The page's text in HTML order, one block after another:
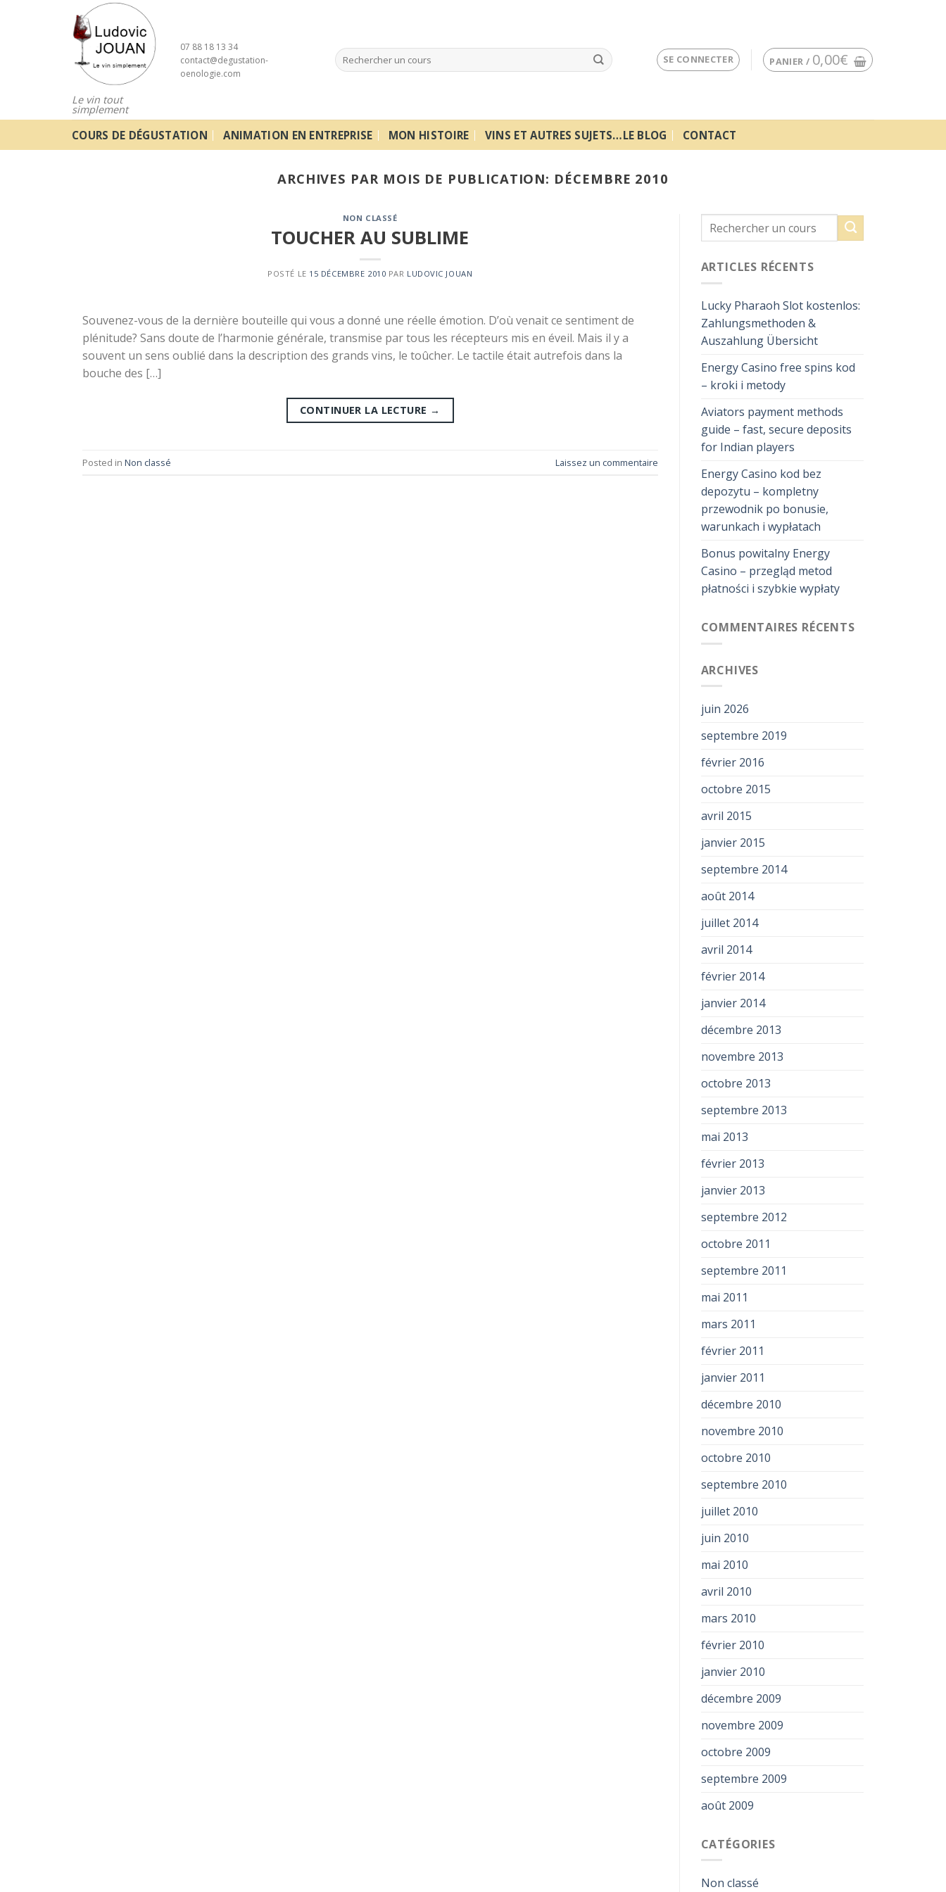
Le vin tout
simplement
07 88 18 13 34
contact@degustation-
oenologie.com
SE CONNECTER PANIER / 0,00€
COURS DE DÉGUSTATION ANIMATION EN ENTREPRISE MON HISTOIRE VINS ET AUTRES SUJETS…LE BLOG CONTACT
ARCHIVES PAR MOIS DE PUBLICATION: DÉCEMBRE 2010
NON CLASSÉ
TOUCHER AU SUBLIME
POSTÉ LE 15 DÉCEMBRE 2010 PAR LUDOVIC JOUAN
Souvenez-vous de la dernière bouteille qui vous a donné une réelle émotion. D’où venait ce sentiment de
plénitude? Sans doute de l’harmonie générale, transmise par tous les récepteurs mis en éveil. Mais il y a
souvent un sens oublié dans la description des grands vins, le toûcher. Le tactile était autrefois dans la
bouche des […]
CONTINUER LA LECTURE →
Posted in Non classé Laissez un commentaire
ARTICLES RÉCENTS
Lucky Pharaoh Slot kostenlos:
Zahlungsmethoden &
Auszahlung Übersicht
Energy Casino free spins kod
– kroki i metody
Aviators payment methods
guide – fast, secure deposits
for Indian players
Energy Casino kod bez
depozytu – kompletny
przewodnik po bonusie,
warunkach i wypłatach
Bonus powitalny Energy
Casino – przegląd metod
płatności i szybkie wypłaty
COMMENTAIRES RÉCENTS
ARCHIVES
juin 2026
septembre 2019
février 2016
octobre 2015
avril 2015
janvier 2015
septembre 2014
août 2014
juillet 2014
avril 2014
février 2014
janvier 2014
décembre 2013
novembre 2013
octobre 2013
septembre 2013
mai 2013
février 2013
janvier 2013
septembre 2012
octobre 2011
septembre 2011
mai 2011
mars 2011
février 2011
janvier 2011
décembre 2010
novembre 2010
octobre 2010
septembre 2010
juillet 2010
juin 2010
mai 2010
avril 2010
mars 2010
février 2010
janvier 2010
décembre 2009
novembre 2009
octobre 2009
septembre 2009
août 2009
CATÉGORIES
Non classé